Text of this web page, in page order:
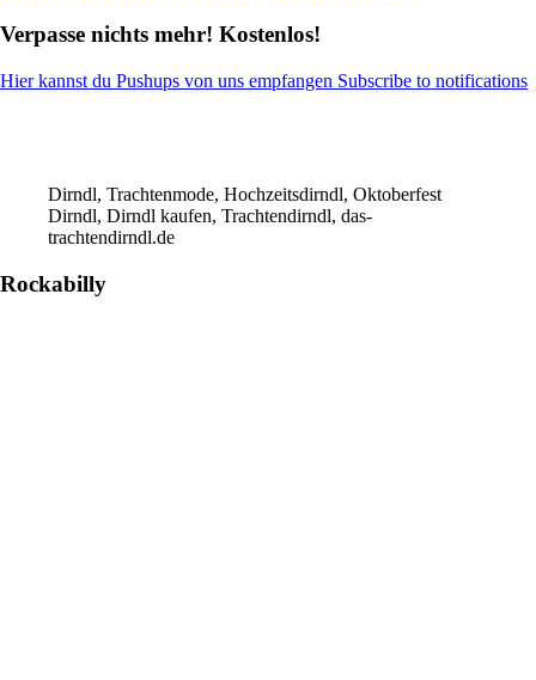
Verpasse nichts mehr! Kostenlos!
Hier kannst du Pushups von uns empfangen Subscribe to notifications
Dirndl, Trachtenmode, Hochzeitsdirndl, Oktoberfest
Dirndl, Dirndl kaufen, Trachtendirndl, das-
trachtendirndl.de
Rockabilly